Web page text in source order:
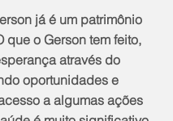
já é um patrimônio
que o Gerson tem feito,
através do
oportunidades e
a algumas ações